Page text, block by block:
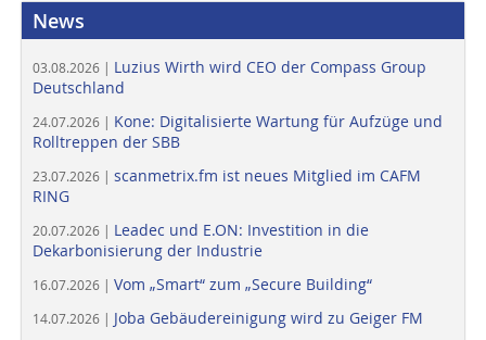
News
03.08.2026 | Luzius Wirth wird CEO der Compass Group
Deutschland
24.07.2026 | Kone: Digitalisierte Wartung für Aufzüge und
Rolltreppen der SBB
23.07.2026 | scanmetrix.fm ist neues Mitglied im CAFM
RING
20.07.2026 | Leadec und E.ON: Investition in die
Dekarbonisierung der Industrie
16.07.2026 | Vom „Smart“ zum „Secure Building“
14.07.2026 | Joba Gebäudereinigung wird zu Geiger FM